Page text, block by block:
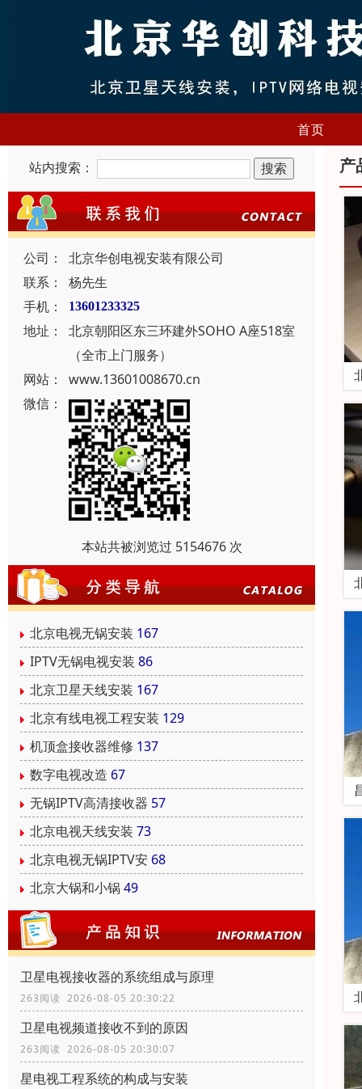
首页
站内搜索：
公司：
北京华创电视安装有限公司
联系：
杨先生
手机：
13601233325
地址：
北京朝阳区东三环建外SOHO A座518室
（全市上门服务）
网站：
www.13601008670.cn
微信：
本站共被浏览过 5154676 次
北京电视无锅安装 167
IPTV无锅电视安装 86
北京卫星天线安装 167
北京有线电视工程安装 129
机顶盒接收器维修 137
数字电视改造 67
无锅IPTV高清接收器 57
北京电视天线安装 73
北京电视无锅IPTV安 68
北京大锅和小锅 49
卫星电视接收器的系统组成与原理
263阅读 2026-08-05 20:30:22
卫星电视频道接收不到的原因
263阅读 2026-08-05 20:30:07
星电视工程系统的构成与安装
产